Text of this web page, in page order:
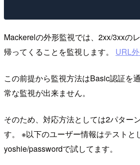
Mackerelの外形監視では、2xx/3xxの
帰ってくることを監視します。 URL
この前提から監視方法はBasic認証を
常な監視が出来ません。
そのため、対応方法としては2パター
す。 ※以下のユーザー情報はテストと
yoshie/passwordで試してます。